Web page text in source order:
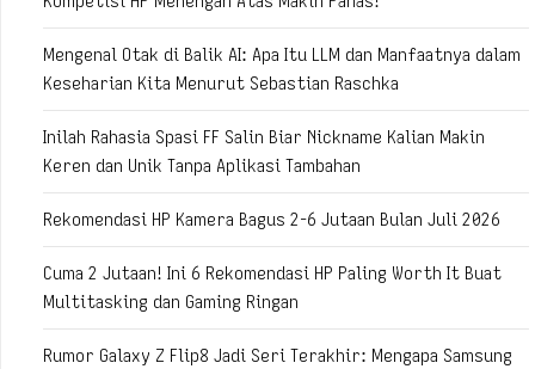
Mengenal Otak di Balik AI: Apa Itu LLM dan Manfaatnya dalam
Keseharian Kita Menurut Sebastian Raschka
Inilah Rahasia Spasi FF Salin Biar Nickname Kalian Makin
Keren dan Unik Tanpa Aplikasi Tambahan
Rekomendasi HP Kamera Bagus 2-6 Jutaan Bulan Juli 2026
Cuma 2 Jutaan! Ini 6 Rekomendasi HP Paling Worth It Buat
Multitasking dan Gaming Ringan
Rumor Galaxy Z Flip8 Jadi Seri Terakhir: Mengapa Samsung